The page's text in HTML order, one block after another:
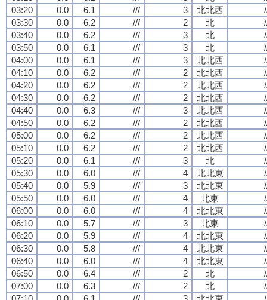
03:20
0.0 6.1 /// 3 北北西
03:30
0.0 6.2 /// 2 北
03:40
0.0 6.2 /// 3 北
03:50
0.0 6.1 /// 3 北
04:00
0.0 6.1 /// 3 北北西
04:10
0.0 6.2 /// 2 北北西
04:20
0.0 6.2 /// 2 北北西
04:30
0.0 6.2 /// 2 北北西
04:40
0.0 6.3 /// 3 北北西
04:50
0.0 6.2 /// 2 北北西
05:00
0.0 6.2 /// 2 北北西
05:10
0.0 6.2 /// 2 北北西
05:20
0.0 6.1 /// 3 北
05:30
0.0 6.0 /// 4 北北東
05:40
0.0 5.9 /// 3 北北東
05:50
0.0 6.0 /// 4 北東
06:00
0.0 6.0 /// 4 北北東
06:10
0.0 5.7 /// 3 北東
06:20
0.0 5.9 /// 4 北北東
06:30
0.0 5.8 /// 4 北北東
06:40
0.0 6.0 /// 4 北北東
06:50
0.0 6.4 /// 2 北
07:00
0.0 6.3 /// 2 北